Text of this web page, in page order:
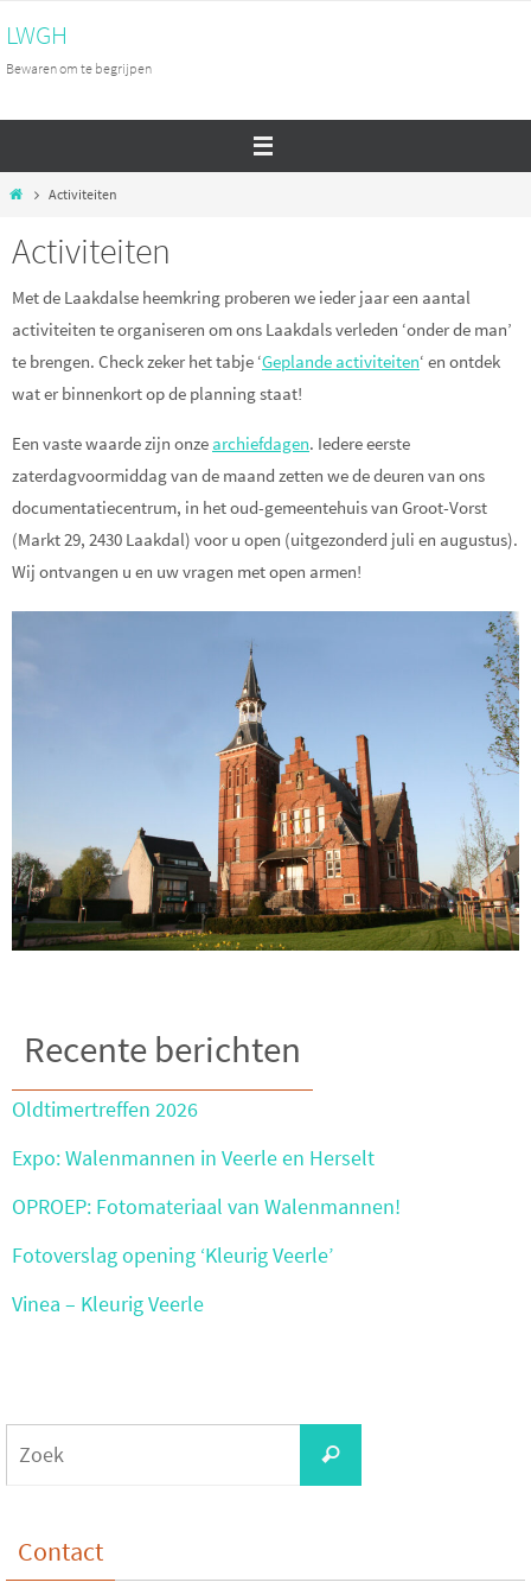
naar
de
LWGH
Bewaren om te begrijpen
HomeActiviteiten
Activiteiten
Met de Laakdalse heemkring proberen we ieder jaar een aantal
activiteiten te organiseren om ons Laakdals verleden ‘onder de man’
te brengen. Check zeker het tabje ‘Geplande activiteiten‘ en ontdek
wat er binnenkort op de planning staat!
Een vaste waarde zijn onze archiefdagen. Iedere eerste
zaterdagvoormiddag van de maand zetten we de deuren van ons
documentatiecentrum, in het oud-gemeentehuis van Groot-Vorst
(Markt 29, 2430 Laakdal) voor u open (uitgezonderd juli en augustus).
Wij ontvangen u en uw vragen met open armen!
Recente berichten
Oldtimertreffen 2026
Expo: Walenmannen in Veerle en Herselt
OPROEP: Fotomateriaal van Walenmannen!
Fotoverslag opening ‘Kleurig Veerle’
Vinea – Kleurig Veerle
Zoek
Contact